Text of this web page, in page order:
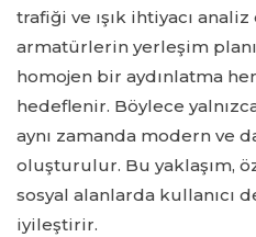
trafiği ve ışık ihtiyacı
armatürlerin yerleşim
homojen bir aydınlatma
hedeflenir. Böylece
aynı zamanda modern ve
oluşturulur. Bu yaklaşım,
sosyal alanlarda kullanıcı
iyileştirir.